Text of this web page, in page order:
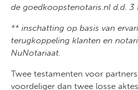
de goedkoopstenotaris.nl d.d. 3
** inschatting op basis van
terugkoppeling klanten en
NuNotariaat.
Twee testamenten voor
voordeliger dan twee losse